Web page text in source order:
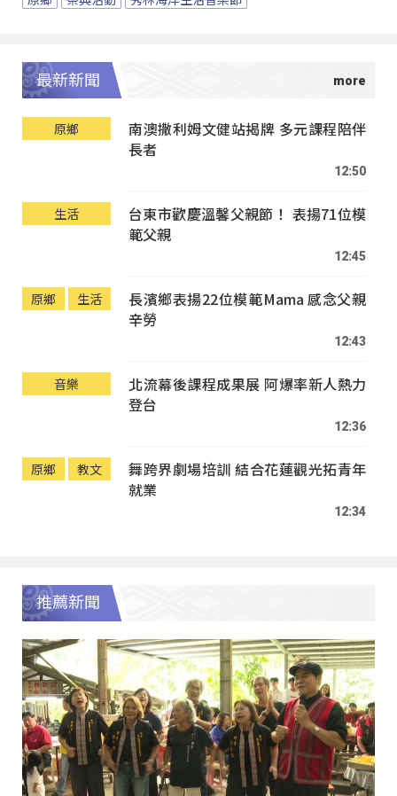
最新新聞
原鄉
南澳撒利姆文健站揭牌 多元課程陪伴
長者
12:50
生活
台東市歡慶溫馨父親節！ 表揚71位模
範父親
12:45
原鄉 生活
長濱鄉表揚22位模範Mama 感念父親
辛勞
12:43
音樂
北流幕後課程成果展 阿爆率新人熱力
登台
12:36
原鄉 教文
舞跨界劇場培訓 結合花蓮觀光拓青年
就業
12:34
推薦新聞